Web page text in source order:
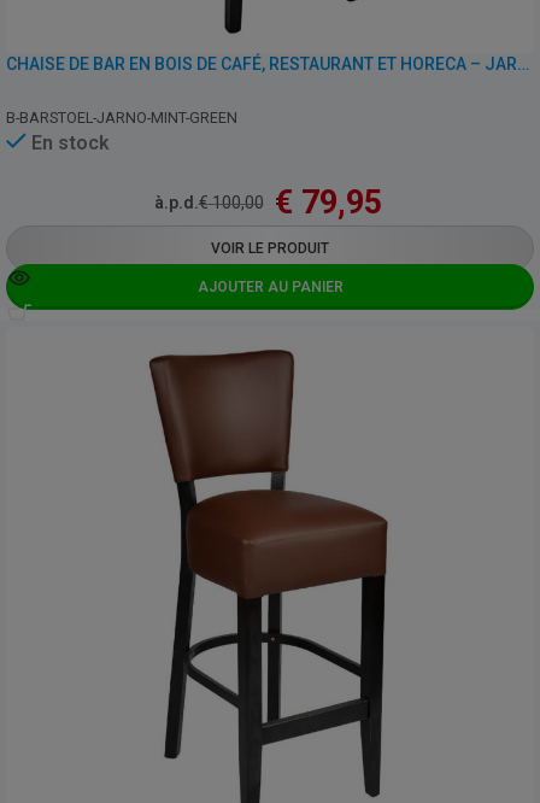
CHAISE DE BAR EN BOIS DE CAFÉ, RESTAURANT ET HORECA – JARNO – SIMILI CUIR
B-BARSTOEL-JARNO-MINT-GREEN
En stock
à.p.d.€100,00 € 79,95
VOIR LE PRODUIT
AJOUTER AU PANIER